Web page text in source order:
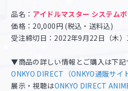
品名： アイドルマスター システム
価格：20,000円 (税込・送料込)
受注締切日：2022年9月22日（木
▼商品の詳しい情報とご購入は下
ONKYO DIRECT（ONKYO通販サイト
展示・視聴はONKYO DIRECT